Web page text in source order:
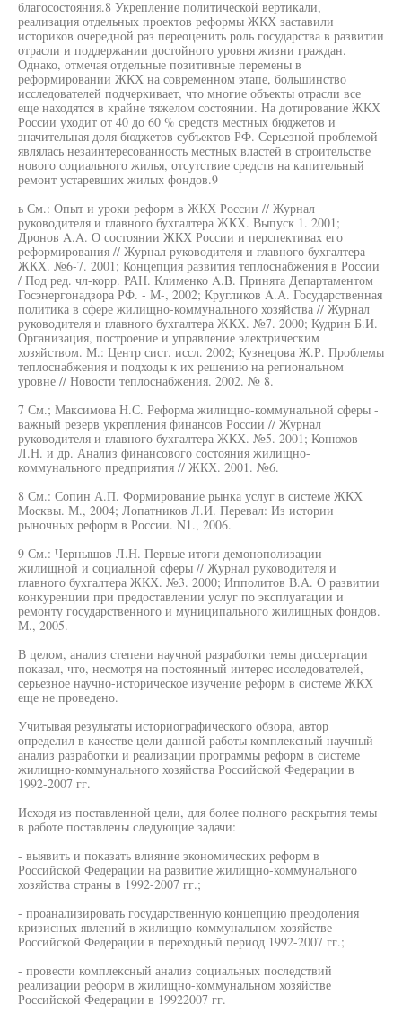
благосостояния.8 Укрепление политической вертикали,
реализация отдельных проектов реформы ЖКХ заставили
историков очередной раз переоценить роль государства в развитии
отрасли и поддержании достойного уровня жизни граждан.
Однако, отмечая отдельные позитивные перемены в
реформировании ЖКХ на современном этапе, большинство
исследователей подчеркивает, что многие объекты отрасли все
еще находятся в крайне тяжелом состоянии. На дотирование ЖКХ
России уходит от 40 до 60 % средств местных бюджетов и
значительная доля бюджетов субъектов РФ. Серьезной проблемой
являлась незаинтересованность местных властей в строительстве
нового социального жилья, отсутствие средств на капительный
ремонт устаревших жилых фондов.9
ь См.: Опыт и уроки реформ в ЖКХ России // Журнал
руководителя и главного бухгалтера ЖКХ. Выпуск 1. 2001;
Дронов A.A. О состоянии ЖКХ России и перспективах его
реформирования // Журнал руководителя и главного бухгалтера
ЖКХ. №6-7. 2001; Концепция развития теплоснабжения в России
/ Под ред. чл-корр. РАН. Клименко A.B. Принята Департаментом
Госэнергонадзора РФ. - М-, 2002; Кругликов A.A. Государственная
политика в сфере жилищно-коммунального хозяйства // Журнал
руководителя и главного бухгалтера ЖКХ. №7. 2000; Кудрин Б.И.
Организация, построение и управление электрическим
хозяйством. М.: Центр сист. иссл. 2002; Кузнецова Ж.Р. Проблемы
теплоснабжения и подходы к их решению на региональном
уровне // Новости теплоснабжения. 2002. № 8.
7 См.; Максимова Н.С. Реформа жилищно-коммунальной сферы -
важный резерв укрепления финансов России // Журнал
руководителя и главного бухгалтера ЖКХ. №5. 2001; Конюхов
Л.Н. и др. Анализ финансового состояния жилищно-
коммунального предприятия // ЖКХ. 2001. №6.
8 См.: Сопин А.П. Формирование рынка услуг в системе ЖКХ
Москвы. М., 2004; Лопатников Л.И. Перевал: Из истории
рыночных реформ в России. N1., 2006.
9 См.: Чернышов Л.Н. Первые итоги демонополизации
жилищной и социальной сферы // Журнал руководителя и
главного бухгалтера ЖКХ. №3. 2000; Ипполитов В.А. О развитии
конкуренции при предоставлении услуг по эксплуатации и
ремонту государственного и муниципального жилищных фондов.
М., 2005.
В целом, анализ степени научной разработки темы диссертации
показал, что, несмотря на постоянный интерес исследователей,
серьезное научно-историческое изучение реформ в системе ЖКХ
еще не проведено.
Учитывая результаты историографического обзора, автор
определил в качестве цели данной работы комплексный научный
анализ разработки и реализации программы реформ в системе
жилищно-коммунального хозяйства Российской Федерации в
1992-2007 гг.
Исходя из поставленной цели, для более полного раскрытия темы
в работе поставлены следующие задачи:
- выявить и показать влияние экономических реформ в
Российской Федерации на развитие жилищно-коммунального
хозяйства страны в 1992-2007 гг.;
- проанализировать государственную концепцию преодоления
кризисных явлений в жилищно-коммунальном хозяйстве
Российской Федерации в переходный период 1992-2007 гг.;
- провести комплексный анализ социальных последствий
реализации реформ в жилищно-коммунальном хозяйстве
Российской Федерации в 19922007 гг.